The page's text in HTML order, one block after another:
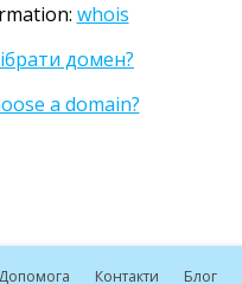
whois
домен?
a domain?
Допомога Контакти Блог